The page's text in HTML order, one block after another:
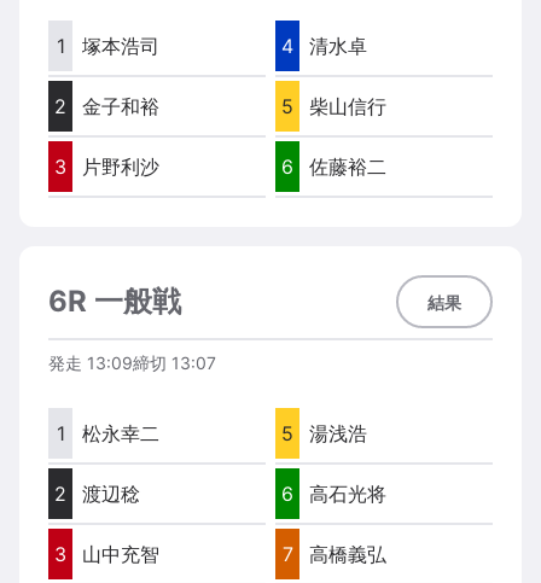
1 塚本浩司
2 金子和裕
3 片野利沙
4 清水卓
5 柴山信行
6 佐藤裕二
6R 一般戦 結果
発走 13:09締切 13:07
1 松永幸二
2 渡辺稔
3 山中充智
5 湯浅浩
6 高石光将
7 高橋義弘